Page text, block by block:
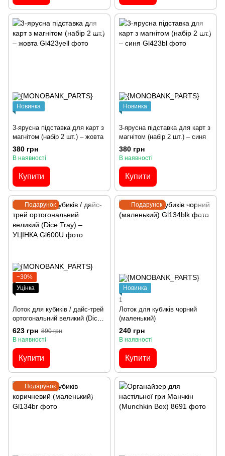
Новинка
3-ярусна підставка для карт з
магнітом (набір 2 шт.) – жовта
380 грн
В наявності
Купити
Новинка
3-ярусна підставка для карт з
магнітом (набір 2 шт.) – синя
380 грн
В наявності
Купити
Подарунок
−30%
Уцінка
Лоток для кубиків / дайс-трей
ортогональний великий (Dice
Tray) – УЦІНКА
623 грн 890 грн
В наявності
Купити
Подарунок
Новинка
1
Лоток для кубиків чорний
(маленький)
240 грн
В наявності
Купити
Подарунок